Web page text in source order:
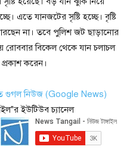
এতে যানজটের সৃষ্টি হচ্ছে। বৃষ্টি
না। তবে পুলিশ জট ছাড়ানোর
রোববার বিকেল থেকে যান চলাচল
করেন।
গুগল নিউজ (Google News)
ইউটিউব চ্যানেল